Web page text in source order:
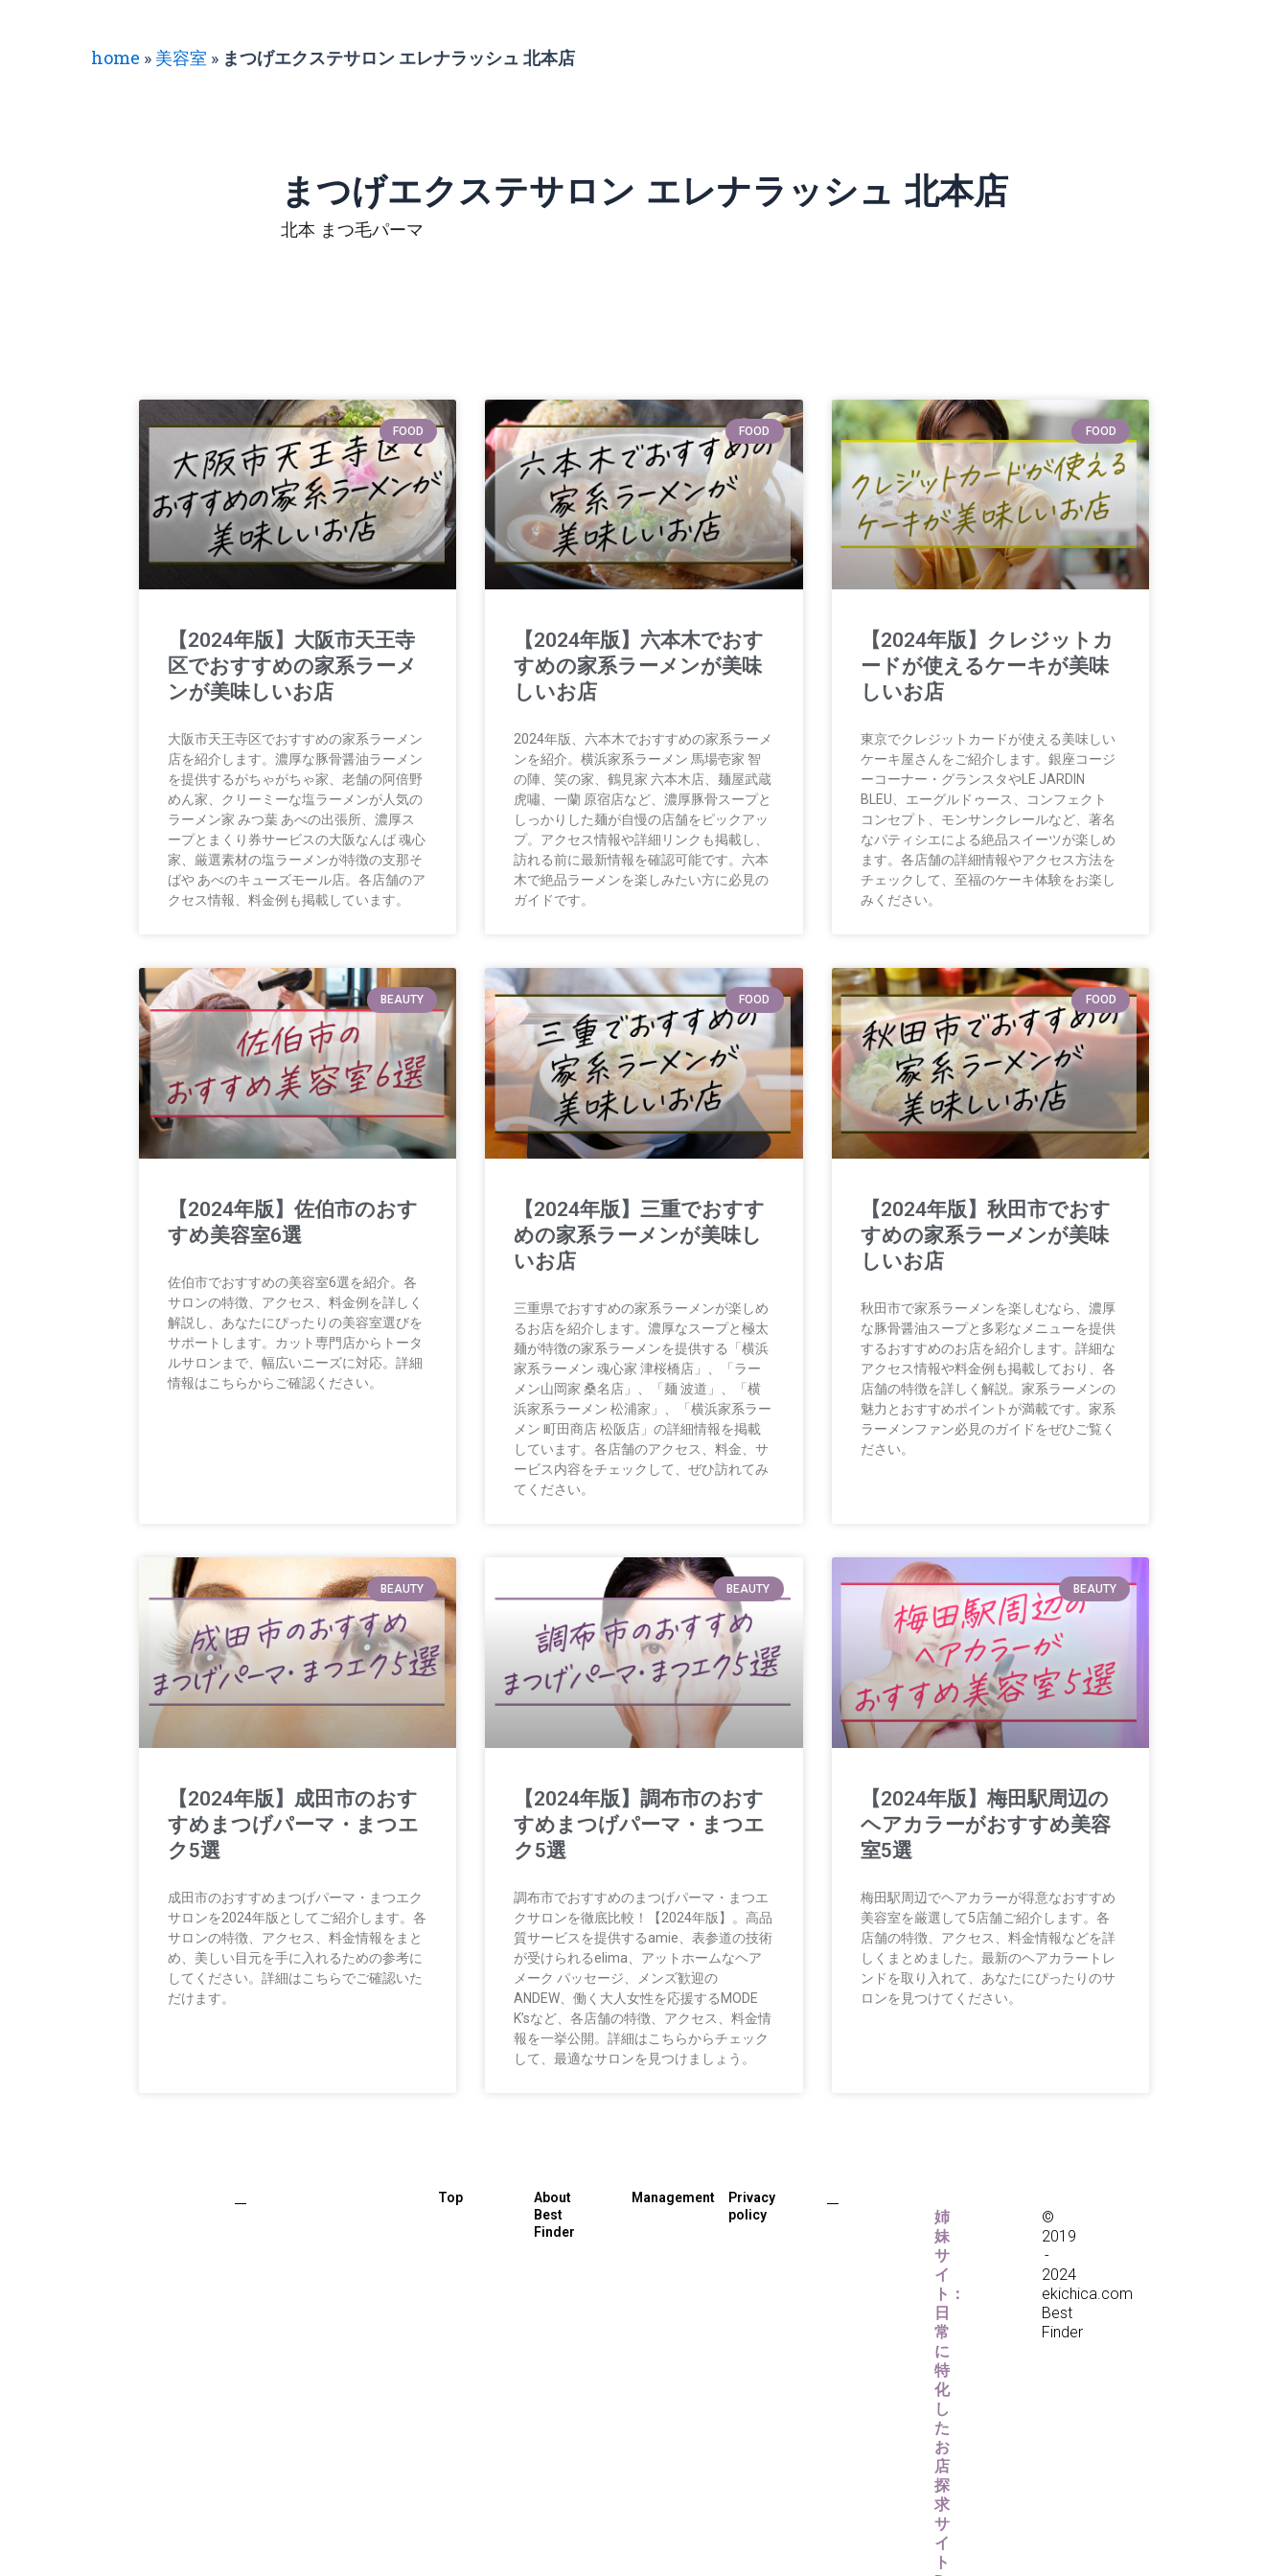
home » 美容室 » まつげエクステサロン エレナラッシュ 北本店
まつげエクステサロン エレナラッシュ 北本店
北本 まつ毛パーマ
FOOD
【2024年版】大阪市天王寺
区でおすすめの家系ラーメ
ンが美味しいお店
大阪市天王寺区でおすすめの家系ラーメン
店を紹介します。濃厚な豚骨醤油ラーメン
を提供するがちゃがちゃ家、老舗の阿倍野
めん家、クリーミーな塩ラーメンが人気の
ラーメン家 みつ葉 あべの出張所、濃厚ス
ープとまくり券サービスの大阪なんば 魂心
家、厳選素材の塩ラーメンが特徴の支那そ
ばや あべのキューズモール店。各店舗のア
クセス情報、料金例も掲載しています。
FOOD
【2024年版】六本木でおす
すめの家系ラーメンが美味
しいお店
2024年版、六本木でおすすめの家系ラーメ
ンを紹介。横浜家系ラーメン 馬場壱家 智
の陣、笑の家、鶴見家 六本木店、麺屋武蔵
虎嘯、一蘭 原宿店など、濃厚豚骨スープと
しっかりした麺が自慢の店舗をピックアッ
プ。アクセス情報や詳細リンクも掲載し、
訪れる前に最新情報を確認可能です。六本
木で絶品ラーメンを楽しみたい方に必見の
ガイドです。
FOOD
【2024年版】クレジットカ
ードが使えるケーキが美味
しいお店
東京でクレジットカードが使える美味しい
ケーキ屋さんをご紹介します。銀座コージ
ーコーナー・グランスタやLE JARDIN
BLEU、エーグルドゥース、コンフェクト
コンセプト、モンサンクレールなど、著名
なパティシエによる絶品スイーツが楽しめ
ます。各店舗の詳細情報やアクセス方法を
チェックして、至福のケーキ体験をお楽し
みください。
BEAUTY
【2024年版】佐伯市のおす
すめ美容室6選
佐伯市でおすすめの美容室6選を紹介。各
サロンの特徴、アクセス、料金例を詳しく
解説し、あなたにぴったりの美容室選びを
サポートします。カット専門店からトータ
ルサロンまで、幅広いニーズに対応。詳細
情報はこちらからご確認ください。
FOOD
【2024年版】三重でおすす
めの家系ラーメンが美味し
いお店
三重県でおすすめの家系ラーメンが楽しめ
るお店を紹介します。濃厚なスープと極太
麺が特徴の家系ラーメンを提供する「横浜
家系ラーメン 魂心家 津桜橋店」、「ラー
メン山岡家 桑名店」、「麺 波道」、「横
浜家系ラーメン 松浦家」、「横浜家系ラー
メン 町田商店 松阪店」の詳細情報を掲載
しています。各店舗のアクセス、料金、サ
ービス内容をチェックして、ぜひ訪れてみ
てください。
FOOD
【2024年版】秋田市でおす
すめの家系ラーメンが美味
しいお店
秋田市で家系ラーメンを楽しむなら、濃厚
な豚骨醤油スープと多彩なメニューを提供
するおすすめのお店を紹介します。詳細な
アクセス情報や料金例も掲載しており、各
店舗の特徴を詳しく解説。家系ラーメンの
魅力とおすすめポイントが満載です。家系
ラーメンファン必見のガイドをぜひご覧く
ださい。
BEAUTY
【2024年版】成田市のおす
すめまつげパーマ・まつエ
ク5選
成田市のおすすめまつげパーマ・まつエク
サロンを2024年版としてご紹介します。各
サロンの特徴、アクセス、料金情報をまと
め、美しい目元を手に入れるための参考に
してください。詳細はこちらでご確認いた
だけます。
BEAUTY
【2024年版】調布市のおす
すめまつげパーマ・まつエ
ク5選
調布市でおすすめのまつげパーマ・まつエ
クサロンを徹底比較！【2024年版】。高品
質サービスを提供するamie、表参道の技術
が受けられるelima、アットホームなヘア
メーク パッセージ、メンズ歓迎の
ANDEW、働く大人女性を応援するMODE
K’sなど、各店舗の特徴、アクセス、料金情
報を一挙公開。詳細はこちらからチェック
して、最適なサロンを見つけましょう。
BEAUTY
【2024年版】梅田駅周辺の
ヘアカラーがおすすめ美容
室5選
梅田駅周辺でヘアカラーが得意なおすすめ
美容室を厳選して5店舗ご紹介します。各
店舗の特徴、アクセス、料金情報などを詳
しくまとめました。最新のヘアカラートレ
ンドを取り入れて、あなたにぴったりのサ
ロンを見つけてください。
Top
About
Best
Finder
Management
Privacy
policy
姉
妹
サ
イ
ト：
日
常
に
特
化
し
た
お
店
探
求
サ
イ
ト
©
2019
-
2024
ekichica.com
Best
Finder